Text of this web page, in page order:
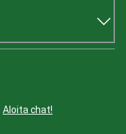
Aloita chat!